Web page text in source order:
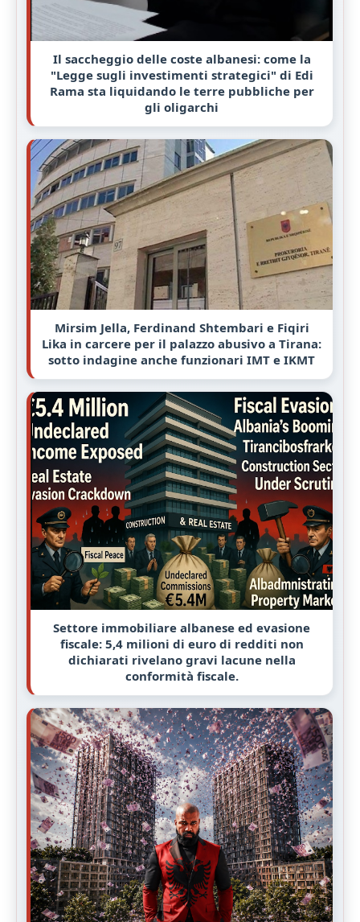
Il saccheggio delle coste albanesi: come la
"Legge sugli investimenti strategici" di Edi
Rama sta liquidando le terre pubbliche per
gli oligarchi
Mirsim Jella, Ferdinand Shtembari e Fiqiri
Lika in carcere per il palazzo abusivo a Tirana:
sotto indagine anche funzionari IMT e IKMT
Settore immobiliare albanese ed evasione
fiscale: 5,4 milioni di euro di redditi non
dichiarati rivelano gravi lacune nella
conformità fiscale.